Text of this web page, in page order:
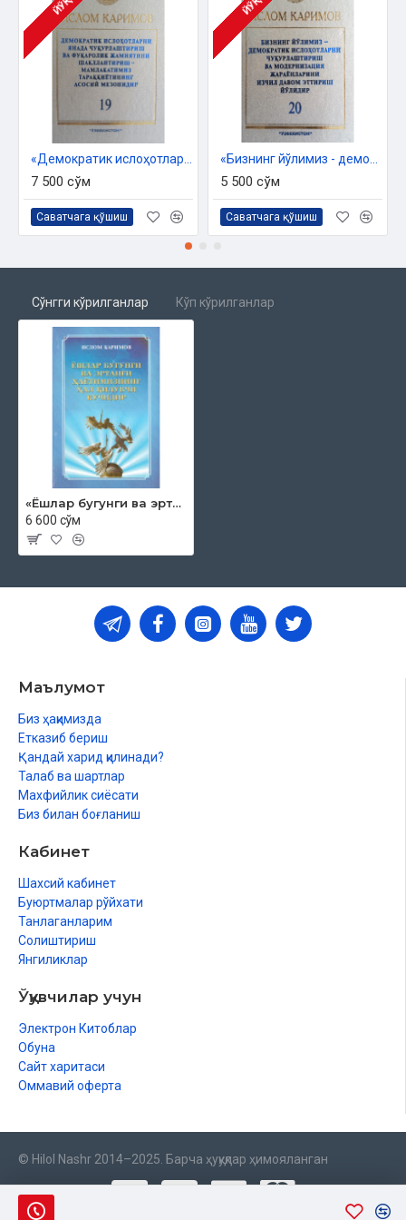
Маънавий юксалиш - давр талаби‎
Ўзбекистон - ягона Ватан‎
Эртага ким бўлишимиз, қандай янги марраларни
‎эгаллашимиз керак?‎
ЙЎҚ
7 500 сўм
Саватчага қўшиш
ЙЎҚ
5 500 сўм
Саватчага қўшиш
Сўнгги кўрилганлар Кўп кўрилганлар
«Ёшлар бугунги ва эртанги ҳаётимизнинг ҳал қилувчи кучидир»
6 600 сўм
Маълумот
Биз ҳақимизда
Етказиб бериш
Қандай харид қилинади?
Талаб ва шартлар
Махфийлик сиёсати
Биз билан боғланиш
Кабинет
Шахсий кабинет
Буюртмалар рўйхати
Танлаганларим
Солиштириш
Янгиликлар
Ўқувчилар учун
Электрон Китоблар
Обуна
Сайт харитаси
Оммавий оферта
© Hilol Nashr 2014–2025. Барча ҳуқуқлар ҳимояланган